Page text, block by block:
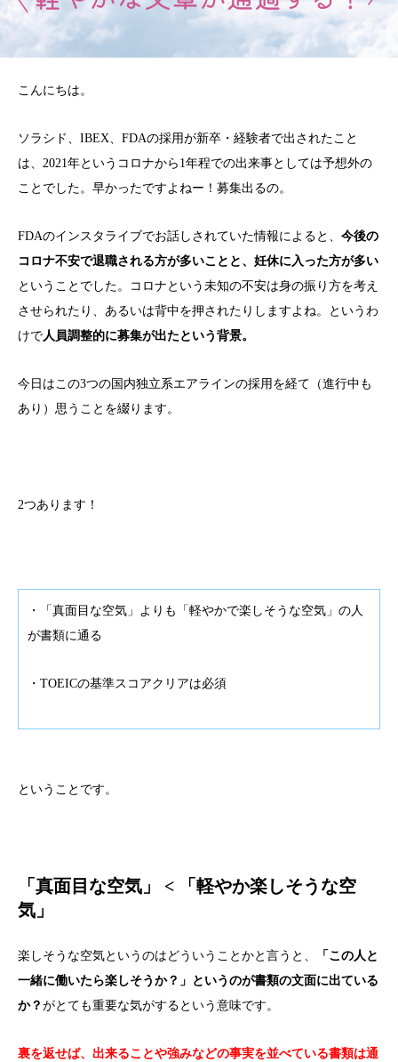
こんにちは。
ソラシド、IBEX、FDAの採用が新卒・経験者で出されたこと
は、2021年というコロナから1年程での出来事としては予想外の
ことでした。早かったですよねー！募集出るの。
FDAのインスタライブでお話しされていた情報によると、 今後の
コロナ不安で退職される方が多いことと、妊休に入った方が多い
ということでした。コロナという未知の不安は身の振り方を考え
させられたり、あるいは背中を押されたりしますよね。というわ
けで人員調整的に募集が出たという背景。
今日はこの3つの国内独立系エアラインの採用を経て（進行中も
あり）思うことを綴ります。
2つあります！
・「真面目な空気」よりも「軽やかで楽しそうな空気」の人
が書類に通る
・TOEICの基準スコアクリアは必須
ということです。
「真面目な空気」 < 「軽やか楽しそうな空
気」
楽しそうな空気というのはどういうことかと言うと、
「この人と
一緒に働いたら楽しそうか？」というのが書類の文面に出ている
か？ がとても重要な気がするという意味です。
裏を返せば、出来ることや強みなどの事実を並べている書類は通